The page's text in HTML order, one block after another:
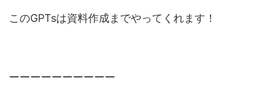
このGPTsは資料作成までやってくれます！
ーーーーーーーーーー